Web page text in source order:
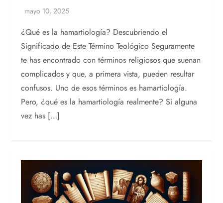
¿Qué es la hamartiología? Descubriendo el
Significado de Este Término Teológico Seguramente
te has encontrado con términos religiosos que suenan
complicados y que, a primera vista, pueden resultar
confusos. Uno de esos términos es hamartiología.
Pero, ¿qué es la hamartiología realmente? Si alguna
vez has […]